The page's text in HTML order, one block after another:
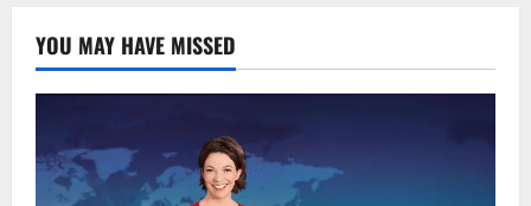
YOU MAY HAVE MISSED